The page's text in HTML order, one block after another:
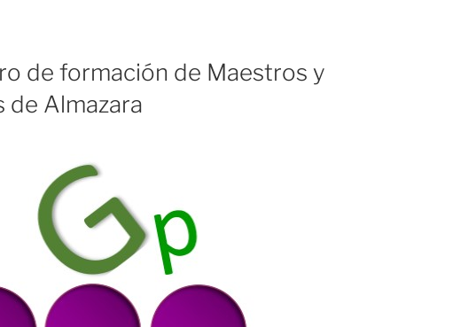
de formación de Maestros y
de Almazara